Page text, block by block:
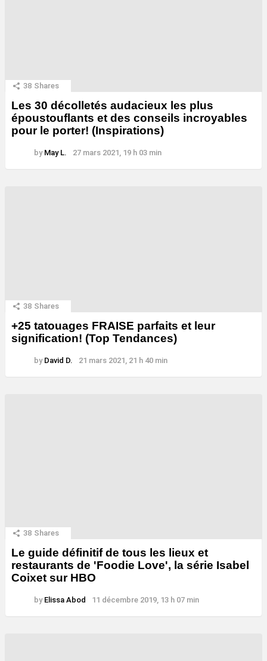
38 Shares
Les 30 décolletés audacieux les plus
époustouflants et des conseils incroyables
pour le porter! (Inspirations)
by May L. 27 mars 2021, 19 h 03 min
38 Shares
+25 tatouages ​​FRAISE parfaits et leur
signification! (Top Tendances)
by David D. 21 mars 2021, 21 h 40 min
38 Shares
Le guide définitif de tous les lieux et
restaurants de 'Foodie Love', la série Isabel
Coixet sur HBO
by Elissa Abod 11 décembre 2019, 13 h 07 min